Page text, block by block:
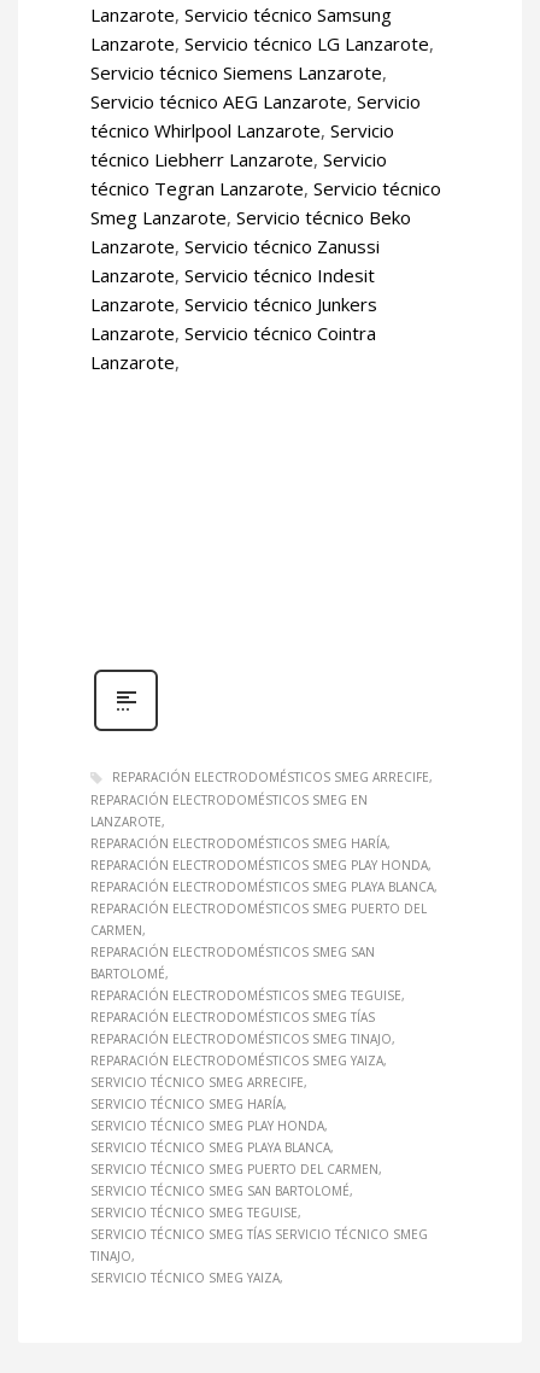
Lanzarote, Servicio técnico Samsung
Lanzarote, Servicio técnico LG Lanzarote,
Servicio técnico Siemens Lanzarote,
Servicio técnico AEG Lanzarote, Servicio
técnico Whirlpool Lanzarote, Servicio
técnico Liebherr Lanzarote, Servicio
técnico Tegran Lanzarote, Servicio técnico
Smeg Lanzarote, Servicio técnico Beko
Lanzarote, Servicio técnico Zanussi
Lanzarote, Servicio técnico Indesit
Lanzarote, Servicio técnico Junkers
Lanzarote, Servicio técnico Cointra
Lanzarote,
REPARACIÓN ELECTRODOMÉSTICOS SMEG ARRECIFE
REPARACIÓN ELECTRODOMÉSTICOS SMEG EN
LANZAROTE
REPARACIÓN ELECTRODOMÉSTICOS SMEG HARÍA
REPARACIÓN ELECTRODOMÉSTICOS SMEG PLAY HONDA
REPARACIÓN ELECTRODOMÉSTICOS SMEG PLAYA BLANCA
REPARACIÓN ELECTRODOMÉSTICOS SMEG PUERTO DEL
CARMEN
REPARACIÓN ELECTRODOMÉSTICOS SMEG SAN
BARTOLOMÉ
REPARACIÓN ELECTRODOMÉSTICOS SMEG TEGUISE
REPARACIÓN ELECTRODOMÉSTICOS SMEG TÍAS
REPARACIÓN ELECTRODOMÉSTICOS SMEG TINAJO
REPARACIÓN ELECTRODOMÉSTICOS SMEG YAIZA
SERVICIO TÉCNICO SMEG ARRECIFE
SERVICIO TÉCNICO SMEG HARÍA
SERVICIO TÉCNICO SMEG PLAY HONDA
SERVICIO TÉCNICO SMEG PLAYA BLANCA
SERVICIO TÉCNICO SMEG PUERTO DEL CARMEN
SERVICIO TÉCNICO SMEG SAN BARTOLOMÉ
SERVICIO TÉCNICO SMEG TEGUISE
SERVICIO TÉCNICO SMEG TÍAS SERVICIO TÉCNICO SMEG
TINAJO
SERVICIO TÉCNICO SMEG YAIZA